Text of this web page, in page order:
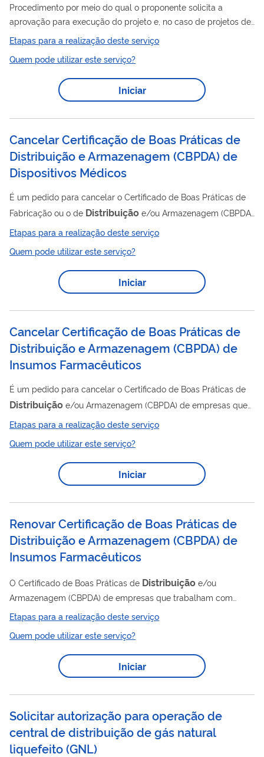
Procedimento por meio do qual o proponente solicita a
aprovação para execução do projeto e, no caso de projetos de
leis de incentivo, a primeira liberação de recursos. Envolve
análise de captação mínima, de orçamento e de direitos.
Destaque-se que o orçamento apenas será analisado pela
Ancine quando o projeto comprovar captação dos recursos de
pelo menos 80% do orçamento total do projeto – nesta etapa,
na fase de Aprovação para...
Etapas para a realização deste serviço
Quem pode utilizar este serviço?
Iniciar
Cancelar Certificação de Boas Práticas de
Distribuição e Armazenagem (CBPDA) de
Dispositivos Médicos
É um pedido para cancelar o Certificado de Boas Práticas de
Fabricação ou o de Distribuição e/ou Armazenagem (CBPDA)
de empresas que trabalham com dispositivos médicos
(produtos para saúde). O Certificado é um documento emitido
pela Anvisa atestando que determinado estabelecimento
cumpre com as Boas Práticas dispostas na legislação em
Etapas para a realização deste serviço
Quem pode utilizar este serviço?
Iniciar
Cancelar Certificação de Boas Práticas de
Distribuição e Armazenagem (CBPDA) de
Insumos Farmacêuticos
É um pedido para cancelar o Certificado de Boas Práticas de
Distribuição e/ou Armazenagem (CBPDA) de empresas que
trabalham com insumos farmacêuticos. O Certificado é um
documento emitido pela Anvisa atestando que determinado
estabelecimento cumpre com as Boas Práticas de
Distribuiçãoe Armazenagem dispostas na legislação em
Etapas para a realização deste serviço
Quem pode utilizar este serviço?
Iniciar
Renovar Certificação de Boas Práticas de
Distribuição e Armazenagem (CBPDA) de
Insumos Farmacêuticos
O Certificado de Boas Práticas de Distribuição e/ou
Armazenagem (CBPDA) de empresas que trabalham com
insumos farmacêuticos é o documento emitido pela Anvisa
atestando que determinado estabelecimento cumpre com as
Boas Práticas estabelecidas pelas normas. Clique aqui para
serviço está disponível neste link .
Etapas para a realização deste serviço
Quem pode utilizar este serviço?
Iniciar
Solicitar autorização para operação de
central de distribuição de gás natural
liquefeito (GNL)